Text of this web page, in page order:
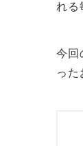
れる
今回
った